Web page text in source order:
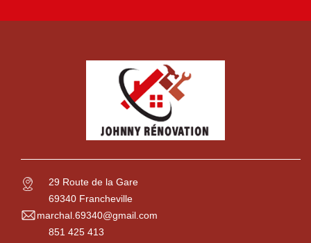
29 Route de la Gare
69340 Francheville
marchal.69340@gmail.com
851 425 413